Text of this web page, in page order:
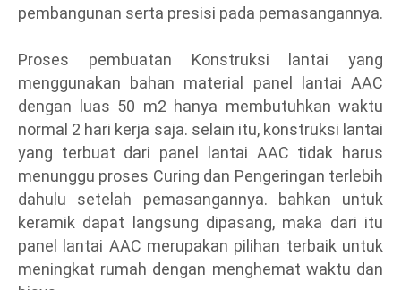
pembangunan serta presisi pada pemasangannya.
Proses pembuatan Konstruksi lantai yang
menggunakan bahan material panel lantai AAC
dengan luas 50 m2 hanya membutuhkan waktu
normal 2 hari kerja saja. selain itu, konstruksi lantai
yang terbuat dari panel lantai AAC tidak harus
menunggu proses Curing dan Pengeringan terlebih
dahulu setelah pemasangannya. bahkan untuk
keramik dapat langsung dipasang, maka dari itu
panel lantai AAC merupakan pilihan terbaik untuk
meningkat rumah dengan menghemat waktu dan